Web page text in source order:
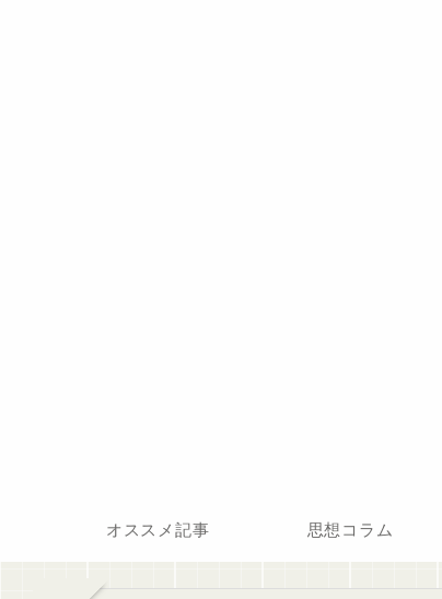
オススメ記事 思想コラム